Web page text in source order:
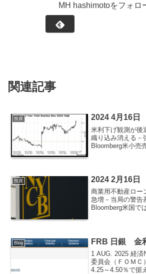
MH hashimotoをフォロ
関連記事
投資 2024 4月16
米利下げ観測が後
織り込み消える－
Bloomberg米小売
げ開始を完全に織
投資 2024 2月16日
商業用不動産ロー
急増－当局の警告
Bloomberg米国で
から引当金の...
Blog FRB 日銀 金
1 AUG. 2025 経
委員会（ＦＯＭＣ
4.25～4.50％で据